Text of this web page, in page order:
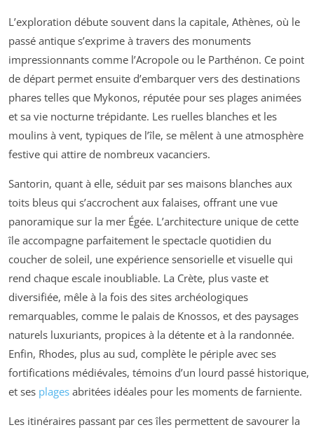
L’exploration débute souvent dans la capitale, Athènes, où le
passé antique s’exprime à travers des monuments
impressionnants comme l’Acropole ou le Parthénon. Ce point
de départ permet ensuite d’embarquer vers des destinations
phares telles que Mykonos, réputée pour ses plages animées
et sa vie nocturne trépidante. Les ruelles blanches et les
moulins à vent, typiques de l’île, se mêlent à une atmosphère
festive qui attire de nombreux vacanciers.
Santorin, quant à elle, séduit par ses maisons blanches aux
toits bleus qui s’accrochent aux falaises, offrant une vue
panoramique sur la mer Égée. L’architecture unique de cette
île accompagne parfaitement le spectacle quotidien du
coucher de soleil, une expérience sensorielle et visuelle qui
rend chaque escale inoubliable. La Crète, plus vaste et
diversifiée, mêle à la fois des sites archéologiques
remarquables, comme le palais de Knossos, et des paysages
naturels luxuriants, propices à la détente et à la randonnée.
Enfin, Rhodes, plus au sud, complète le périple avec ses
fortifications médiévales, témoins d’un lourd passé historique,
et ses plages abritées idéales pour les moments de farniente.
Les itinéraires passant par ces îles permettent de savourer la